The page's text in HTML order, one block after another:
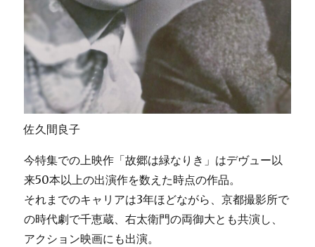
佐久間良子
今特集での上映作「故郷は緑なりき」はデヴュー以
来50本以上の出演作を数えた時点の作品。
それまでのキャリアは3年ほどながら、京都撮影所で
の時代劇で千恵蔵、右太衛門の両御大とも共演し、
アクション映画にも出演。